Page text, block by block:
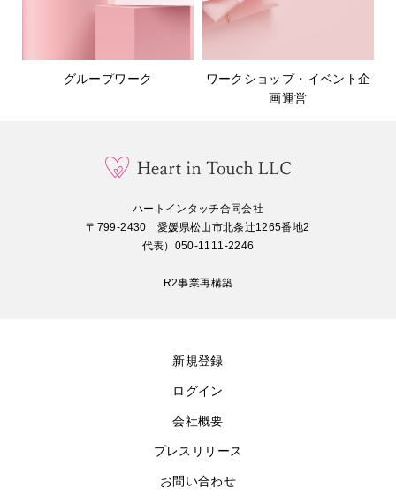
グループワーク
ワークショップ・イベント企
画運営
ハートインタッチ合同会社
〒799-2430 愛媛県松山市北条辻1265番地2
代表）050-1111-2246
R2事業再構築
新規登録
ログイン
会社概要
プレスリリース
お問い合わせ